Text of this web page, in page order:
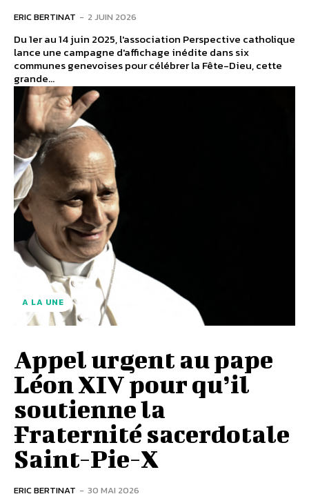
ERIC BERTINAT - 2 JUIN 2026
Du 1er au 14 juin 2025, l'association Perspective catholique
lance une campagne d'affichage inédite dans six
communes genevoises pour célébrer la Fête-Dieu, cette
grande...
A LA UNE
Appel urgent au pape
Léon XIV pour qu’il
soutienne la
Fraternité sacerdotale
Saint-Pie-X
ERIC BERTINAT - 30 MAI 2026